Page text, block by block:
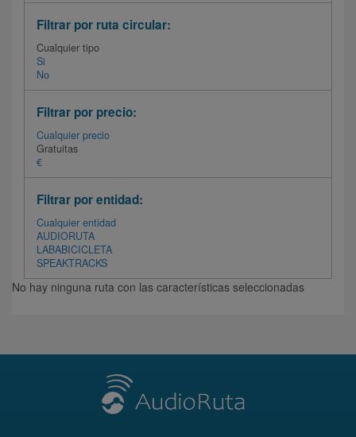
Filtrar por ruta circular:
Cualquier tipo
Si
No
Filtrar por precio:
Cualquier precio
Gratuitas
€
Filtrar por entidad:
Cualquier entidad
AUDIORUTA
LABABICICLETA
SPEAKTRACKS
No hay ninguna ruta con las características seleccionadas